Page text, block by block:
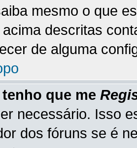
mesmo o que
descritas
de alguma
que me
necessário. Isso
dos fóruns se é